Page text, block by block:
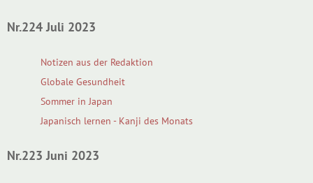
Nr.224 Juli 2023
Notizen aus der Redaktion
Globale Gesundheit
Sommer in Japan
Japanisch lernen - Kanji des Monats
Nr.223 Juni 2023